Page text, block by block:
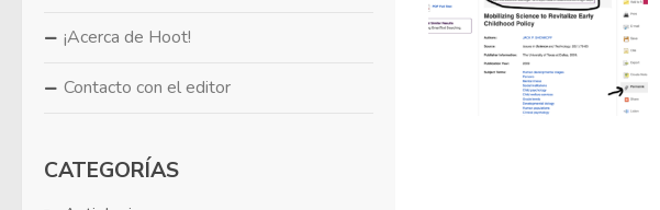
¡Acerca de Hoot!
Contacto con el editor
CATEGORÍAS